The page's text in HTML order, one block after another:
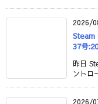
2026/
Steam
37号
昨日
ントロ
2026/